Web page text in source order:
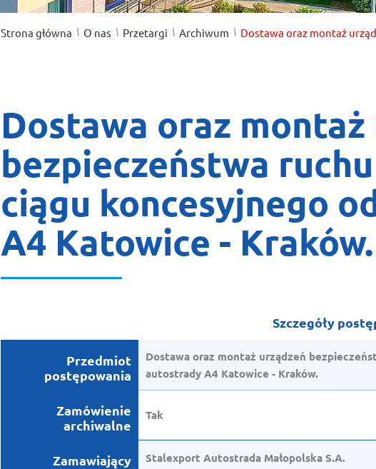
Strona główna /
O nas /
Przetargi /
Archiwum /
Dostawa oraz montaż
Dostawa oraz montaż
bezpieczeństwa
ciągu koncesyjnego
A4 Katowice - Kraków.
Szczegóły
Przedmiot
postępowania
Dostawa oraz montaż urządzeń
autostrady A4 Katowice - Kraków.
Zamówienie
archiwalne
Tak
Zamawiający Stalexport Autostrada Małopolska S.A.